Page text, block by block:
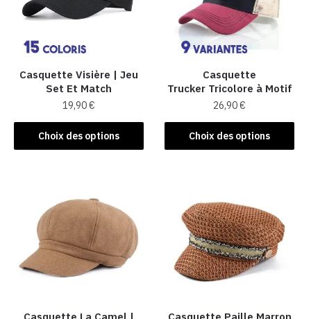
Casquette Visière | Jeu
Set Et Match
19,90€
Choix des options
Ce
produit
variations.
Les
options
peuvent
être
la
Casquette
Trucker Tricolore à Motif
26,90€
Choix des options
Ce
produit
Les
options
peuvent
être
choisies
la
Casquette La Camel​ |
Casquette Paille Marron